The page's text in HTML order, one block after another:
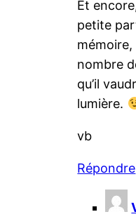
Et
petite
nombre
qu’il
lumière.
vb
Répondre